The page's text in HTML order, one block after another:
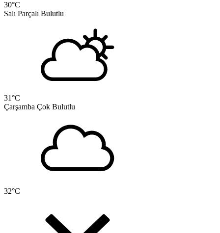
30°C
Salı Parçalı Bulutlu
31°C
Çarşamba Çok Bulutlu
32°C